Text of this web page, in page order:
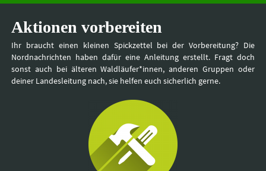
Aktionen vorbereiten
Ihr braucht einen kleinen Spickzettel bei der Vorbereitung? Die
Nordnachrichten haben dafür eine Anleitung erstellt. Fragt doch
sonst auch bei älteren Waldläufer*innen, anderen Gruppen oder
deiner Landesleitung nach, sie helfen euch sicherlich gerne.